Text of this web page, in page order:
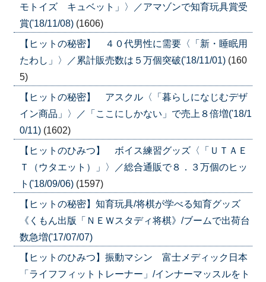
モトイズ キュベット」〉／アマゾンで知育玩具賞受
賞('18/11/08) (1606)
【ヒットの秘密】 ４０代男性に需要〈「新・睡眠用
たわし」〉／累計販売数は５万個突破('18/11/01) (160
5)
【ヒットの秘密】 アスクル〈「暮らしになじむデザ
イン商品」〉／「ここにしかない」で売上８倍増('18/1
0/11) (1602)
【ヒットのひみつ】 ボイス練習グッズ〈「ＵＴＡＥ
Ｔ（ウタエット）」〉／総合通販で８．３万個のヒッ
ト('18/09/06) (1597)
【ヒットの秘密】知育玩具/将棋が学べる知育グッズ
《くもん出版「ＮＥＷスタディ将棋》/ブームで出荷台
数急増('17/07/07)
【ヒットのひみつ】振動マシン 富士メディック日本
「ライフフィットトレーナー」/インナーマッスルをト